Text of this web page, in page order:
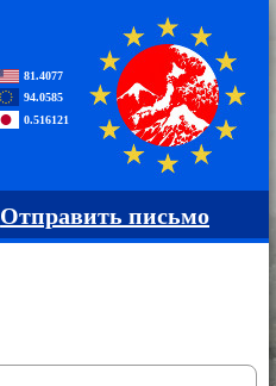
81.4077
94.0585
0.516121
Отправить письмо